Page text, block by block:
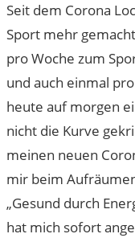
Seit dem Corona
Sport mehr
pro Woche zum
und auch einmal
heute auf morgen
nicht die Kurve
meinen neuen
mir beim
„Gesund durch
hat mich sofort